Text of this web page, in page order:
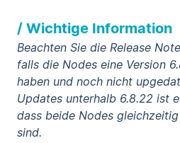
/ Wichtige Information
Beachten Sie die Release
falls die Nodes eine Version
haben und noch nicht
Updates unterhalb 6.8.22 ist
dass beide Nodes
sind.